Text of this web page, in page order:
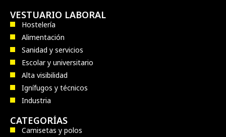
VESTUARIO LABORAL
Hostelería
Alimentación
Sanidad y servicios
Escolar y universitario
Alta visibilidad
Ignífugos y técnicos
Industria
CATEGORÍAS
Camisetas y polos